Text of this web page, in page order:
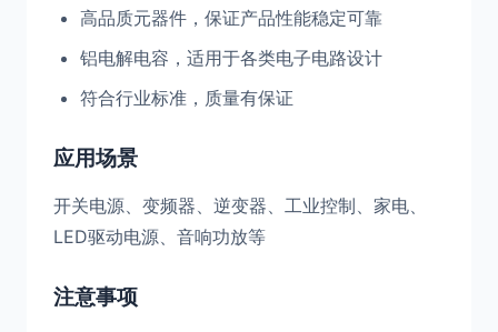
高品质元器件，保证产品性能稳定可靠
铝电解电容，适用于各类电子电路设计
符合行业标准，质量有保证
应用场景
开关电源、变频器、逆变器、工业控制、家电、
LED驱动电源、音响功放等
注意事项